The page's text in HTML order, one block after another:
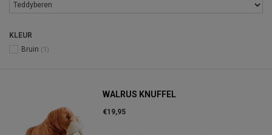
KLEUR
Bruin (1)
WALRUS KNUFFEL
€19,95